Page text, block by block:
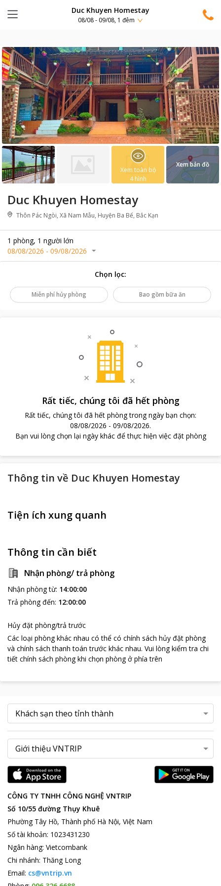
Duc Khuyen Homestay
08/08 - 09/08, 1 đêm
Duc Khuyen Homestay
Thôn Pác Ngòi, Xã Nam Mẫu, Huyện Ba Bể, Bắc Kạn
1 phòng, 1 người lớn
08/08/2026 - 09/08/2026
Xem toàn bộ
4 hình
Xem bản đồ
Chọn lọc:
Miễn phí hủy phòng Bao gồm bữa ăn
Rất tiếc, chúng tôi đã hết phòng
Rất tiếc, chúng tôi đã hết phòng trong ngày bạn chọn:
08/08/2026 - 09/08/2026.
Bạn vui lòng chọn lại ngày khác để thực hiện việc đặt phòng
Thông tin về Duc Khuyen Homestay
Tiện ích xung quanh
Thông tin cần biết
Nhận phòng/ trả phòng
Nhận phòng từ: 14:00:00
Trả phòng đến: 12:00:00
Hủy đặt phòng/trả trước
Các loại phòng khác nhau có thể có chính sách hủy đặt phòng
và chính sách thanh toán trước khác nhau. Vui lòng kiểm tra chi
tiết chính sách phòng khi chọn phòng ở phía trên
CÔNG TY TNHH CÔNG NGHỆ VNTRIP
Số 10/55 đường Thụy Khuê
Phường Tây Hồ, Thành phố Hà Nội, Việt Nam
Số tài khoản: 1023431230
Ngân hàng: Vietcombank
Chi nhánh: Thăng Long
Email: cs@vntrip.vn